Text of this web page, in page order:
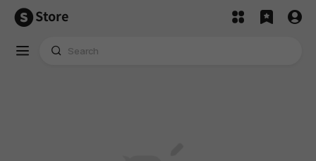
Store